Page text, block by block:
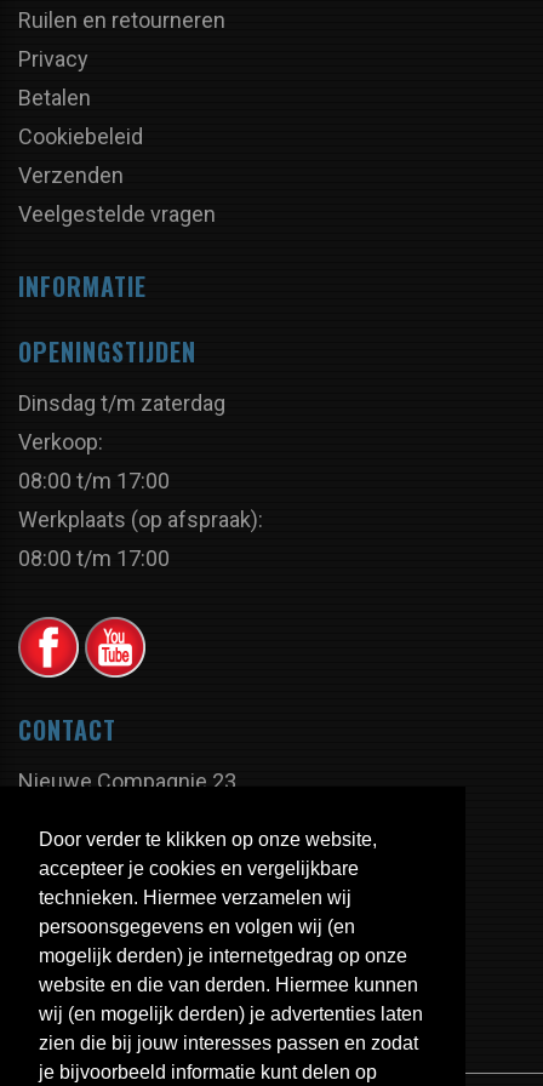
Door verder te klikken op onze website,
accepteer je cookies en vergelijkbare
technieken. Hiermee verzamelen wij
persoonsgegevens en volgen wij (en
mogelijk derden) je internetgedrag op onze
website en die van derden. Hiermee kunnen
wij (en mogelijk derden) je advertenties laten
zien die bij jouw interesses passen en zodat
je bijvoorbeeld informatie kunt delen op
Ruilen en retourneren
Privacy
Betalen
Cookiebeleid
Verzenden
Veelgestelde vragen
INFORMATIE
OPENINGSTIJDEN
Dinsdag t/m zaterdag
Verkoop:
08:00 t/m 17:00
Werkplaats (op afspraak):
08:00 t/m 17:00
CONTACT
Nieuwe Compagnie 23
Nederland
Tel:
+31 598 - 350 335
Fax:
+31 598 - 320 402
E-mail:
info@uitlaten.com